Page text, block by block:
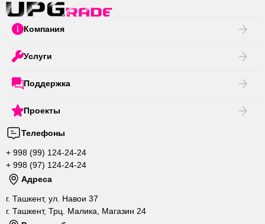
Компания
Услуги
Поддержка
Проекты
Телефоны
+ 998 (99) 124-24-24
+ 998 (97) 124-24-24
Адреса
г. Ташкент, ул. Навои 37
г. Ташкент, Трц. Малика, Магазин 24